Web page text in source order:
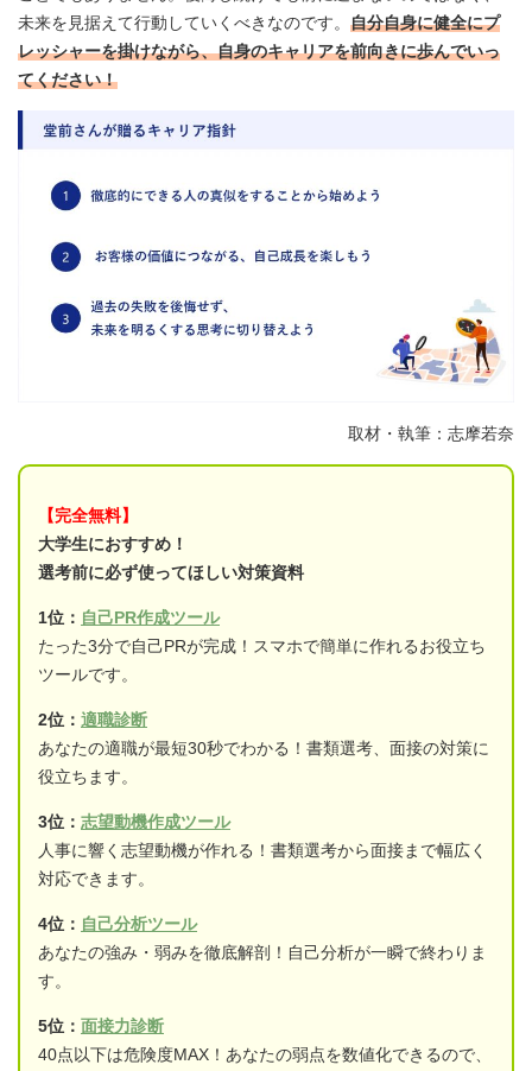
未来を見据えて行動していくべきなのです。 自分自身に健全にプ
レッシャーを掛けながら、自身のキャリアを前向きに歩んでいっ
てください！
取材・執筆：志摩若奈
【完全無料】
大学生におすすめ！
選考前に必ず使ってほしい対策資料
1位： 自己PR作成ツール
たった3分で自己PRが完成！スマホで簡単に作れるお役立ち
ツールです。
2位： 適職診断
あなたの適職が最短30秒でわかる！書類選考、面接の対策に
役立ちます。
3位： 志望動機作成ツール
人事に響く志望動機が作れる！書類選考から面接まで幅広く
対応できます。
4位： 自己分析ツール
あなたの強み・弱みを徹底解剖！自己分析が一瞬で終わりま
す。
5位： 面接力診断
40点以下は危険度MAX！あなたの弱点を数値化できるので、